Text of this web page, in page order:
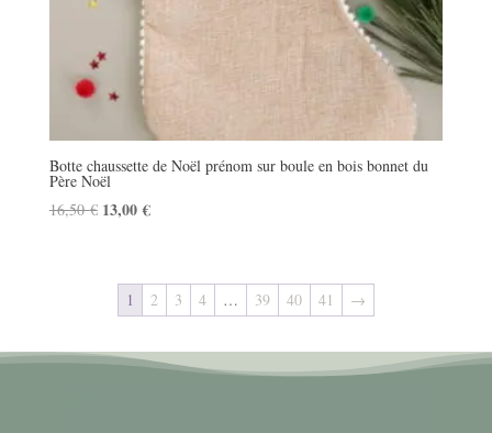
Botte chaussette de Noël prénom sur boule en bois bonnet du
Père Noël
16,50€ Le
était :
16,50 €.
13,00€Le
est :
13,00 €.
1 2 3 4 … 39 40 41 →